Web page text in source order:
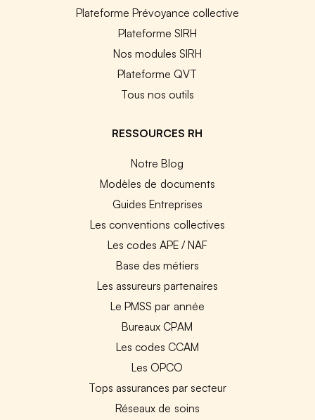
Plateforme Prévoyance collective
Plateforme SIRH
Nos modules SIRH
Plateforme QVT
Tous nos outils
RESSOURCES RH
Notre Blog
Modèles de documents
Guides Entreprises
Les conventions collectives
Les codes APE / NAF
Base des métiers
Les assureurs partenaires
Le PMSS par année
Bureaux CPAM
Les codes CCAM
Les OPCO
Tops assurances par secteur
Réseaux de soins